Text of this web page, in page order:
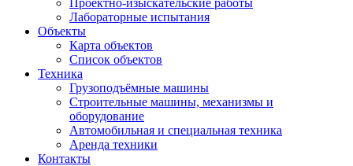
Проектно-изыскательские работы
Лабораторные испытания
Объекты
Карта объектов
Список объектов
Техника
Грузоподъёмные машины
Строительные машины, механизмы и
оборудование
Автомобильная и специальная техника
Аренда техники
Контакты